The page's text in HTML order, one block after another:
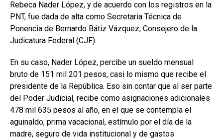
Rebeca Nader López, y de acuerdo con los registros en la
PNT, fue dada de alta como Secretaria Técnica de
Ponencia de Bernardo Bátiz Vázquez, Consejero de la
Judicatura Federal (CJF).
En su caso, Nader López, percibe un sueldo mensual
bruto de 151 mil 201 pesos, casi lo mismo que recibe el
presidente de la República. Eso sin contar que al ser parte
del Poder Judicial, recibe como asignaciones adicionales
478 mil 635 pesos al año, en el que se contempla el
aguinaldo, prima vacacional, estímulo por el día de la
madre, seguro de vida institucional y de gastos